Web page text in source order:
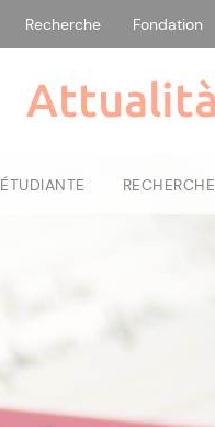
Recherche Fondation
Attualità
RECHERCHE